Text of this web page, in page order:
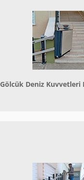
Gölcük Deniz Kuvvetleri